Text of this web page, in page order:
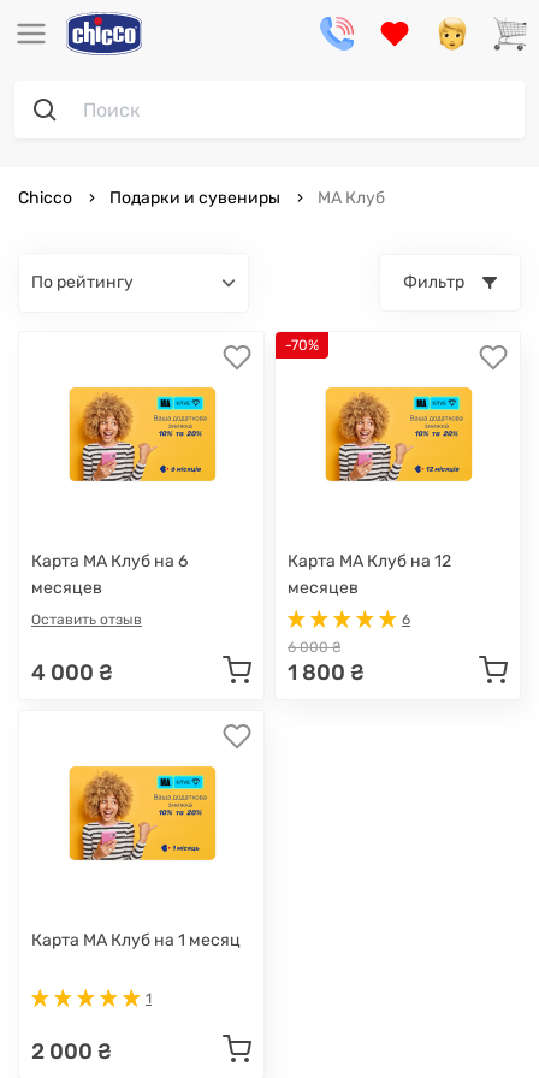
Chicco Подарки и сувениры МА Клуб
по рейтингу Фильтр
Карта МА Клуб на 6
месяцев
Оставить отзыв
4 000 ₴
-70%
Карта МА Клуб на 12
месяцев
6
6 000 ₴
1 800 ₴
Карта МА Клуб на 1 месяц
1
2 000 ₴